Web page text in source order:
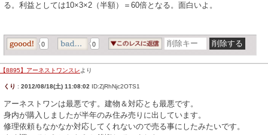
る。利益としては10×3×2（半額）＝60倍となる。面白いよ。
0 0
【8895】アーネストワンスレ より
くり : 2012/08/18(土) 11:08:02 ID:ZjRhNjc2OTS1
アーネストワンは最悪です。建物＆対応とも最悪です。
身内が購入しましたが半年のみ住み売りに出しています。
修理依頼もなかなか対応してくれないので売る事にしたみたいです。